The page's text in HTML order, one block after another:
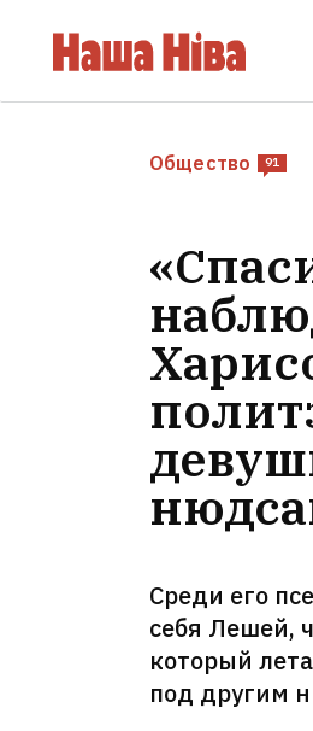
Общество 91
Среди его
себя Лешей,
который
под другим